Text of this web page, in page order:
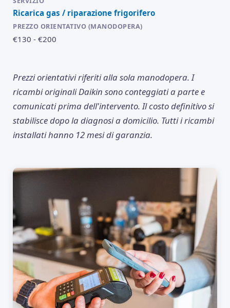
Ricarica gas / riparazione frigorifero
€130 - €200
Prezzi orientativi riferiti alla sola manodopera. I
ricambi originali Daikin sono conteggiati a parte e
comunicati prima dell'intervento. Il costo definitivo si
stabilisce dopo la diagnosi a domicilio. Tutti i ricambi
installati hanno 12 mesi di garanzia.